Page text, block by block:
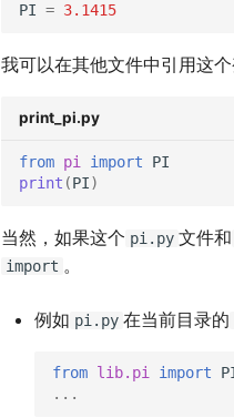
PI = 3.1415
我可以在其他文件中引用这个
print_pi.py
from pi import
PI
print (PI)
当然，如果这个 pi.py 文件和
import 。
例如 pi.py 在当前目录的
from lib.pi import
...